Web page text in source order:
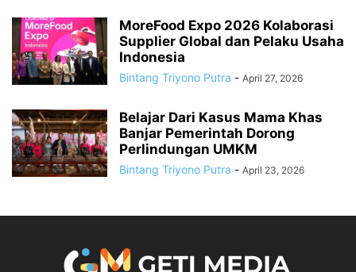
MoreFood Expo 2026 Kolaborasi
Supplier Global dan Pelaku Usaha
Indonesia
Bintang Triyono Putra - April 27, 2026
Belajar Dari Kasus Mama Khas
Banjar Pemerintah Dorong
Perlindungan UMKM
Bintang Triyono Putra - April 23, 2026